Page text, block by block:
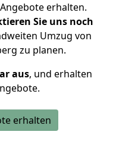
erhalten.
Sie uns noch
Umzug von
zu planen.
aus, und erhalten
erhalten